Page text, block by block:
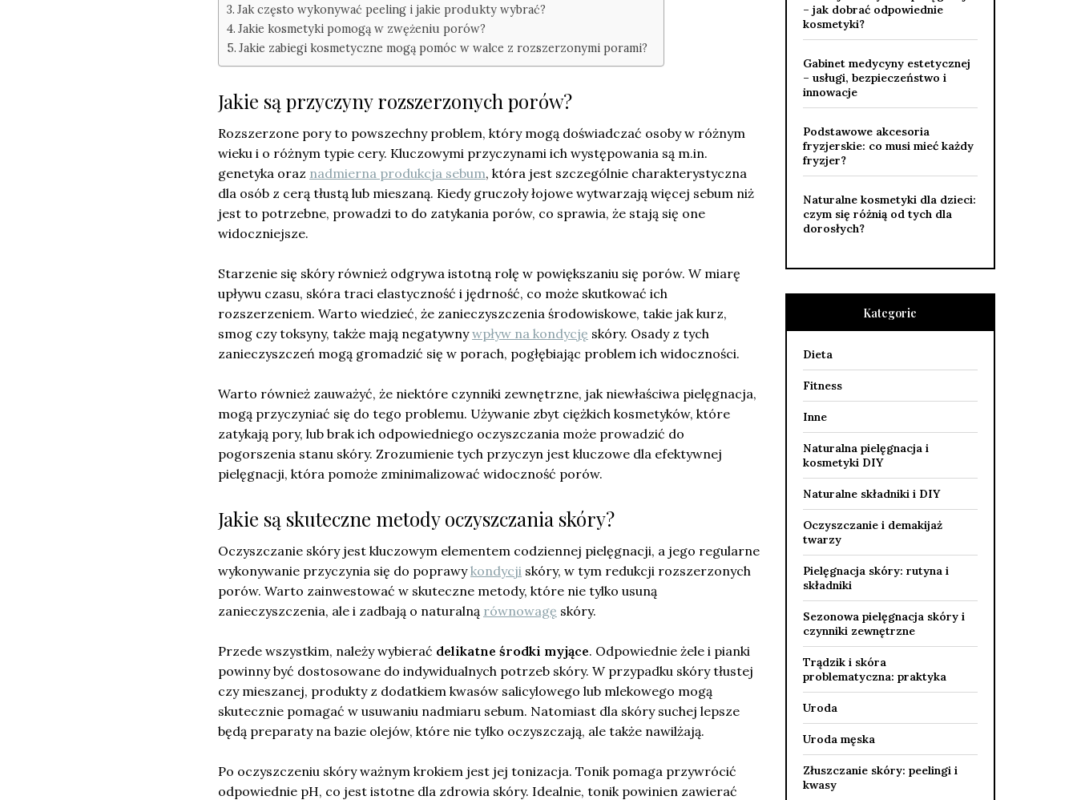
Jak często wykonywać peeling i jakie produkty wybrać?
Jakie kosmetyki pomogą w zwężeniu porów?
Jakie zabiegi kosmetyczne mogą pomóc w walce z rozszerzonymi porami?
Jakie są przyczyny rozszerzonych porów?
Rozszerzone pory to powszechny problem, który mogą doświadczać osoby w różnym
wieku i o różnym typie cery. Kluczowymi przyczynami ich występowania są m.in.
genetyka oraz nadmierna produkcja sebum, która jest szczególnie charakterystyczna
dla osób z cerą tłustą lub mieszaną. Kiedy gruczoły łojowe wytwarzają więcej sebum niż
jest to potrzebne, prowadzi to do zatykania porów, co sprawia, że stają się one
widoczniejsze.
Starzenie się skóry również odgrywa istotną rolę w powiększaniu się porów. W miarę
upływu czasu, skóra traci elastyczność i jędrność, co może skutkować ich
rozszerzeniem. Warto wiedzieć, że zanieczyszczenia środowiskowe, takie jak kurz,
smog czy toksyny, także mają negatywnywpływ na kondycję skóry. Osady z tych
zanieczyszczeń mogą gromadzić się w porach, pogłębiając problem ich widoczności.
Warto również zauważyć, że niektóre czynniki zewnętrzne, jak niewłaściwa pielęgnacja,
mogą przyczyniać się do tego problemu. Używanie zbyt ciężkich kosmetyków, które
zatykają pory, lub brak ich odpowiedniego oczyszczania może prowadzić do
pogorszenia stanu skóry. Zrozumienie tych przyczyn jest kluczowe dla efektywnej
pielęgnacji, która pomoże zminimalizować widoczność porów.
Jakie są skuteczne metody oczyszczania skóry?
Oczyszczanie skóry jest kluczowym elementem codziennej pielęgnacji, a jego regularne
wykonywanie przyczynia się do poprawykondycji skóry, w tym redukcji rozszerzonych
porów. Warto zainwestować w skuteczne metody, które nie tylko usuną
zanieczyszczenia, ale i zadbają o naturalną równowagę skóry.
Przede wszystkim, należy wybierać delikatne środki myjące. Odpowiednie żele i pianki
powinny być dostosowane do indywidualnych potrzeb skóry. W przypadku skóry tłustej
czy mieszanej, produkty z dodatkiem kwasów salicylowego lub mlekowego mogą
skutecznie pomagać w usuwaniu nadmiaru sebum. Natomiast dla skóry suchej lepsze
będą preparaty na bazie olejów, które nie tylko oczyszczają, ale także nawilżają.
Po oczyszczeniu skóry ważnym krokiem jest jej tonizacja. Tonik pomaga przywrócić
odpowiednie pH, co jest istotne dla zdrowia skóry. Idealnie, tonik powinien zawierać
– jak dobrać odpowiednie
kosmetyki?
Gabinet medycyny estetycznej
– usługi, bezpieczeństwo i
innowacje
Podstawowe akcesoria
fryzjerskie: co musi mieć każdy
fryzjer?
Naturalne kosmetyki dla dzieci:
czym się różnią od tych dla
dorosłych?
Kategorie
Dieta
Fitness
Inne
Naturalna pielęgnacja i
kosmetyki DIY
Naturalne składniki i DIY
Oczyszczanie i demakijaż
twarzy
Pielęgnacja skóry: rutyna i
składniki
Sezonowa pielęgnacja skóry i
czynniki zewnętrzne
Trądzik i skóra
problematyczna: praktyka
Uroda
Uroda męska
Złuszczanie skóry: peelingi i
kwasy